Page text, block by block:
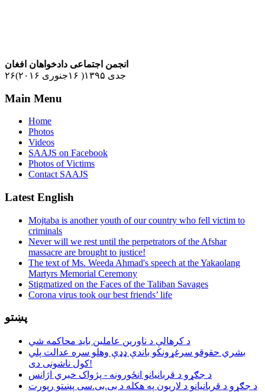
انجمن اجتماعی دادخواهان افغان
۲۶جدی ۱۳۹۵( ۱۶جنوری ۲۰۱۶)
Main Menu
Home
Photos
Videos
SAAJS on Facebook
Photos of Victims
Contact SAAJS
Latest English
Mojtaba is another youth of our country who fell victim to
criminals
Never will we rest until the perpetrators of the Afshar
massacre are brought to justice!
The text of Ms. Weeda Ahmad's speech at the Yakaolang
Martyrs Memorial Ceremony
Stigmatized on the Faces of the Taliban Savages
Corona virus took our best friends’ life
پښتو
د کرهالې د ناورین عاملین باید محاکمه شي
بشري حقوقو سرغړونکو باندې ډډې وهلو سره عدالت پلي
کول ناشونی دی!
د جګړو د قربانیانو انځورونه - پژواک خبري اژانس
د جګړو د قربانیانو د لاریون په هکله د بی.بی.سی پښتو رپورت